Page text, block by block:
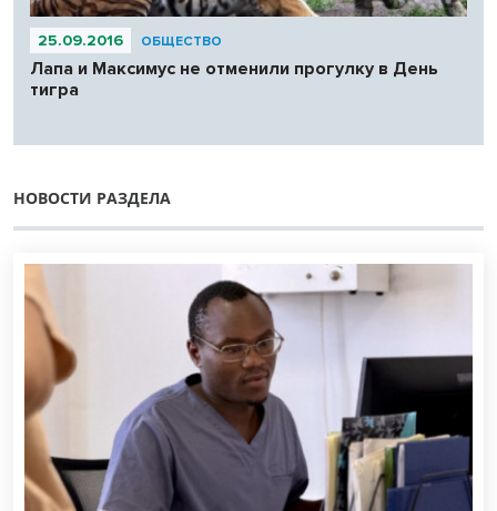
25.09.2016 ОБЩЕСТВО
Лапа и Максимус не отменили прогулку в День
тигра
НОВОСТИ РАЗДЕЛА